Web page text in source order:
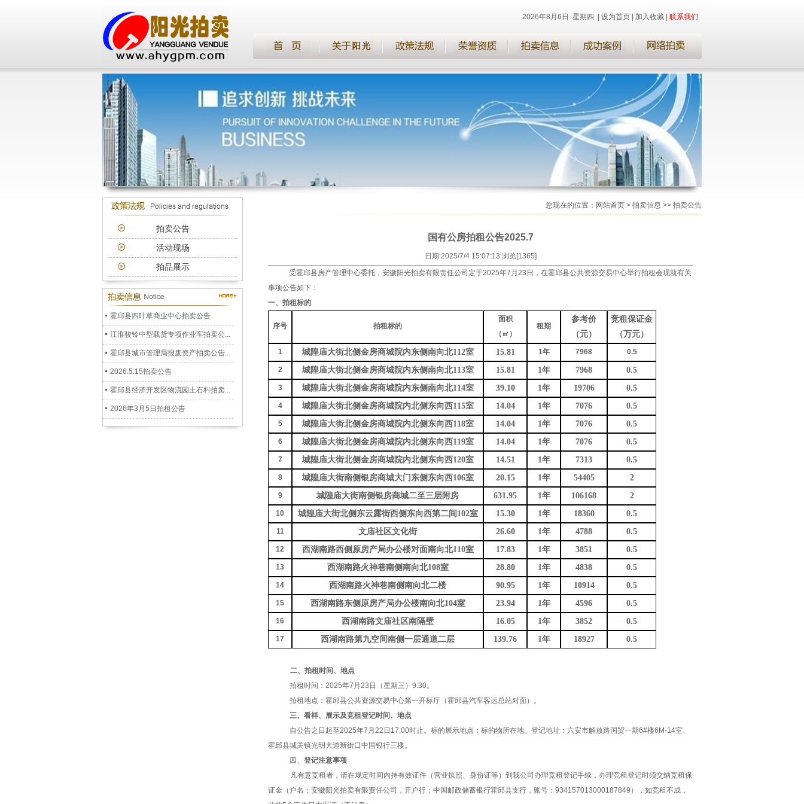
2026年8月6日 星期四 设为首页 加入收藏 联系我们
拍卖公告
活动现场
拍品展示
公务车拍卖公告
2026.7.3拍卖公告
霍邱县四叶草商业中心拍卖公告
江淮骏铃中型载货专项作业车拍卖公...
霍邱县城市管理局报废资产拍卖公告...
2026.5.15拍卖公告
霍邱县经济开发区物流园土石料拍卖...
2026年3月5日拍租公告
您现在的位置：网站首页 > 拍卖信息 >> 拍卖公告
国有公房拍租公告2025.7
日期:2025/7/4 15:07:13 浏览[1365]
受霍邱县房产管理中心委托，安徽阳光拍卖有限责任公司定于2025年7月23日，在霍邱县公共资源交易中心举行拍租会现就有关
事项公告如下：
一、 拍租标的
序号 拍租标的
面积
（㎡）
租期
参考价
（元）
竞租保证金
（万元）
1 城隍庙大街北侧金房商城院内东侧南向北112室 15.81 1年 7968 0.5
2 城隍庙大街北侧金房商城院内东侧南向北113室 15.81 1年 7968 0.5
3 城隍庙大街北侧金房商城院内东侧南向北114室 39.10 1年 19706 0.5
4 城隍庙大街北侧金房商城院内北侧东向西115室 14.04 1年 7076 0.5
5 城隍庙大街北侧金房商城院内北侧东向西118室 14.04 1年 7076 0.5
6 城隍庙大街北侧金房商城院内北侧东向西119室 14.04 1年 7076 0.5
7 城隍庙大街北侧金房商城院内北侧东向西120室 14.51 1年 7313 0.5
8 城隍庙大街南侧银房商城大门东侧东向西106室 20.15 1年 54405 2
9 城隍庙大街南侧银房商城二至三层附房 631.95 1年 106168 2
10 城隍庙大街北侧东云露街西侧东向西第二间 102室 15.30 1年 18360 0.5
11 文庙社区文化街 26.60 1年 4788 0.5
12 西湖南路西侧原房产局办公楼对面南向北110室 17.83 1年 3851 0.5
13 西湖南路火神巷南侧南向北108室 28.80 1年 4838 0.5
14 西湖南路火神巷南侧南向北二楼 90.95 1年 10914 0.5
15 西湖南路东侧原房产局办公楼南向北104室 23.94 1年 4596 0.5
16 西湖南路文庙社区南隔壁 16.05 1年 3852 0.5
17 西湖南路第九空间南侧一层通道二层 139.76 1年 18927 0.5
二、拍租时间、地点
拍租 时间：2025年7月23日（星期三）9:30。
拍租地点：霍邱县公共资源交易中心第一开标厅 （霍邱县汽车客运总站对面）。
三、看样、展示及竞租登记时间、地点
自公告之日起至2025年7月22 日 17:00时止。标的展示地点：标的物所在地。登记地址：六安市解放路国贸一期6#楼6M-14室、
霍邱县城关镇光明大道新街口中国银行三楼。
四、登记注意事项
凡有意竞租者，请在规定时间内持有效证件（营业执照、身份证等）到我公司办理竞租登记手续，办理竞租登记时须交纳竞租保
证金（户名：安徽阳光拍卖有限责任公司，开户行：中国邮政储蓄银行霍邱县支行，账号：934157013000187849），如竞租不成，